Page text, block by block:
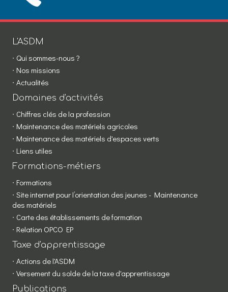
L'ASDM
Qui sommes-nous ?
Nos missions
Actualités
Domaines d'activités
Chiffres clés de la profession
Maintenance des matériels agricoles
Maintenance des matériels d'espaces verts
Liens utiles
Formations-métiers
Formations
Site internet pour l’orientation des jeunes - Maintenance
des matériels
Carte des établissements de formation
Relation OPCO EP
Taxe d'apprentissage
Actions de l'ASDM
Versement du solde de la taxe d'apprentissage
Publications